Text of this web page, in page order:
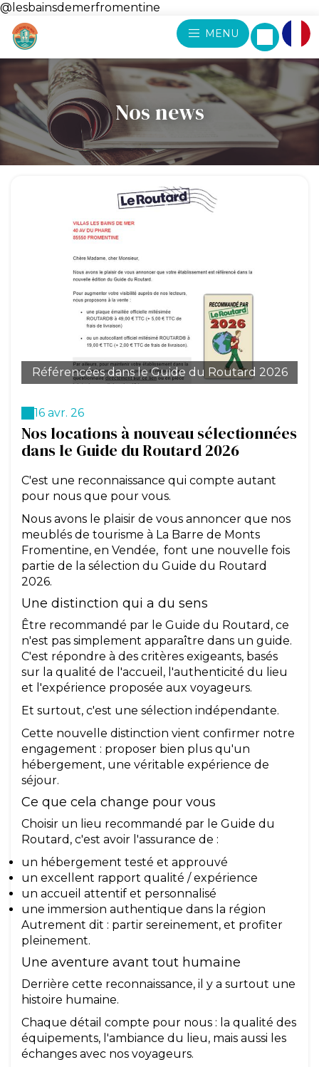
@lesbainsdemerfromentine
MENU
Nos news
Référencées dans le Guide du Routard 2026
16 avr. 26
Nos locations à nouveau sélectionnées
dans le Guide du Routard 2026
C'est une reconnaissance qui compte autant
pour nous que pour vous.
Nous avons le plaisir de vous annoncer que nos
meublés de tourisme à La Barre de Monts
Fromentine, en Vendée, font une nouvelle fois
partie de la sélection du Guide du Routard
2026.
Une distinction qui a du sens
Être recommandé par le Guide du Routard, ce
n'est pas simplement apparaître dans un guide.
C'est répondre à des critères exigeants, basés
sur la qualité de l'accueil, l'authenticité du lieu
et l'expérience proposée aux voyageurs.
Et surtout, c'est une sélection indépendante.
Cette nouvelle distinction vient confirmer notre
engagement : proposer bien plus qu'un
hébergement, une véritable expérience de
séjour.
Ce que cela change pour vous
Choisir un lieu recommandé par le Guide du
Routard, c'est avoir l'assurance de :
un hébergement testé et approuvé
un excellent rapport qualité / expérience
un accueil attentif et personnalisé
une immersion authentique dans la région
Autrement dit : partir sereinement, et profiter
pleinement.
Une aventure avant tout humaine
Derrière cette reconnaissance, il y a surtout une
histoire humaine.
Chaque détail compte pour nous : la qualité des
équipements, l'ambiance du lieu, mais aussi les
échanges avec nos voyageurs.